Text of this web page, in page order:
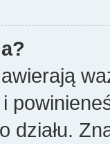
działu.